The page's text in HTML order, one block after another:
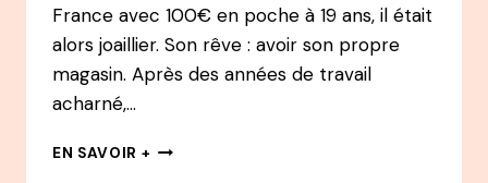
France avec 100€ en poche à 19 ans, il était
alors joaillier. Son rêve : avoir son propre
magasin. Après des années de travail
acharné,…
EN SAVOIR + 99